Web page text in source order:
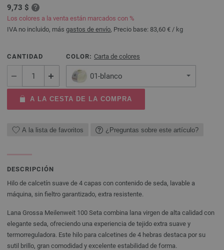
9,73 $
Los colores a la venta están marcados con %
IVA no incluido, más gastos de envío, Precio base: 83,60 € / kg
CANTIDAD COLOR: Carta de colores
01-blanco
A LA CESTA DE LA COMPRA
A la lista de favoritos ¿Preguntas sobre este artículo?
DESCRIPCIÓN
Hilo de calcetín suave de 4 capas con contenido de seda, lavable a
máquina, sin fieltro garantizado, extra resistente.
Lana Grossa Meilenweit 100 Seta combina lana virgen de alta calidad con
elegante seda, ofreciendo una experiencia de tejido extra suave y
termorreguladora. Este hilo para calcetines de 4 hebras destaca por su
sutil brillo, gran comodidad y excelente estabilidad de forma.